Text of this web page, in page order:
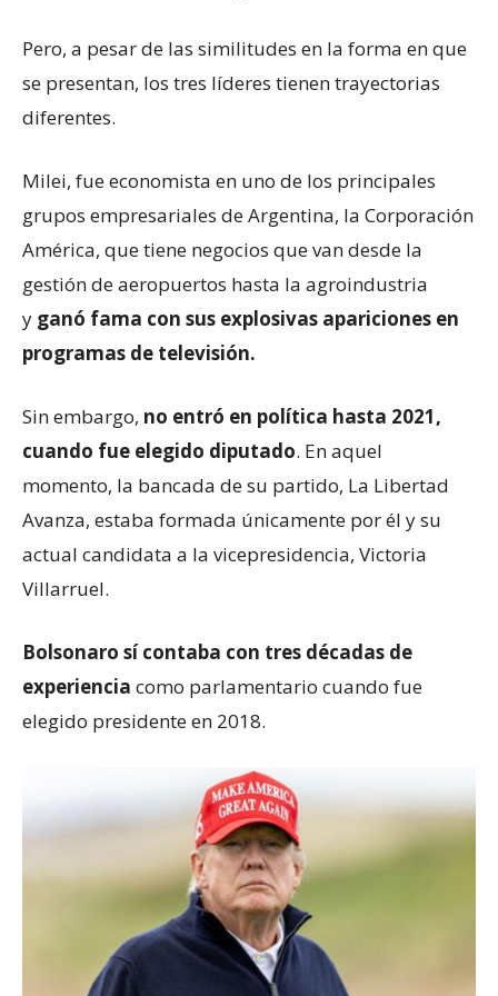
Pero, a pesar de las similitudes en la forma en que
se presentan, los tres líderes tienen trayectorias
diferentes.
Milei, fue economista en uno de los principales
grupos empresariales de Argentina, la Corporación
América, que tiene negocios que van desde la
gestión de aeropuertos hasta la agroindustria
y ganó fama con sus explosivas apariciones en
programas de televisión.
Sin embargo, no entró en política hasta 2021,
cuando fue elegido diputado. En aquel
momento, la bancada de su partido, La Libertad
Avanza, estaba formada únicamente por él y su
actual candidata a la vicepresidencia, Victoria
Villarruel.
Bolsonaro sí contaba con tres décadas de
experiencia como parlamentario cuando fue
elegido presidente en 2018.